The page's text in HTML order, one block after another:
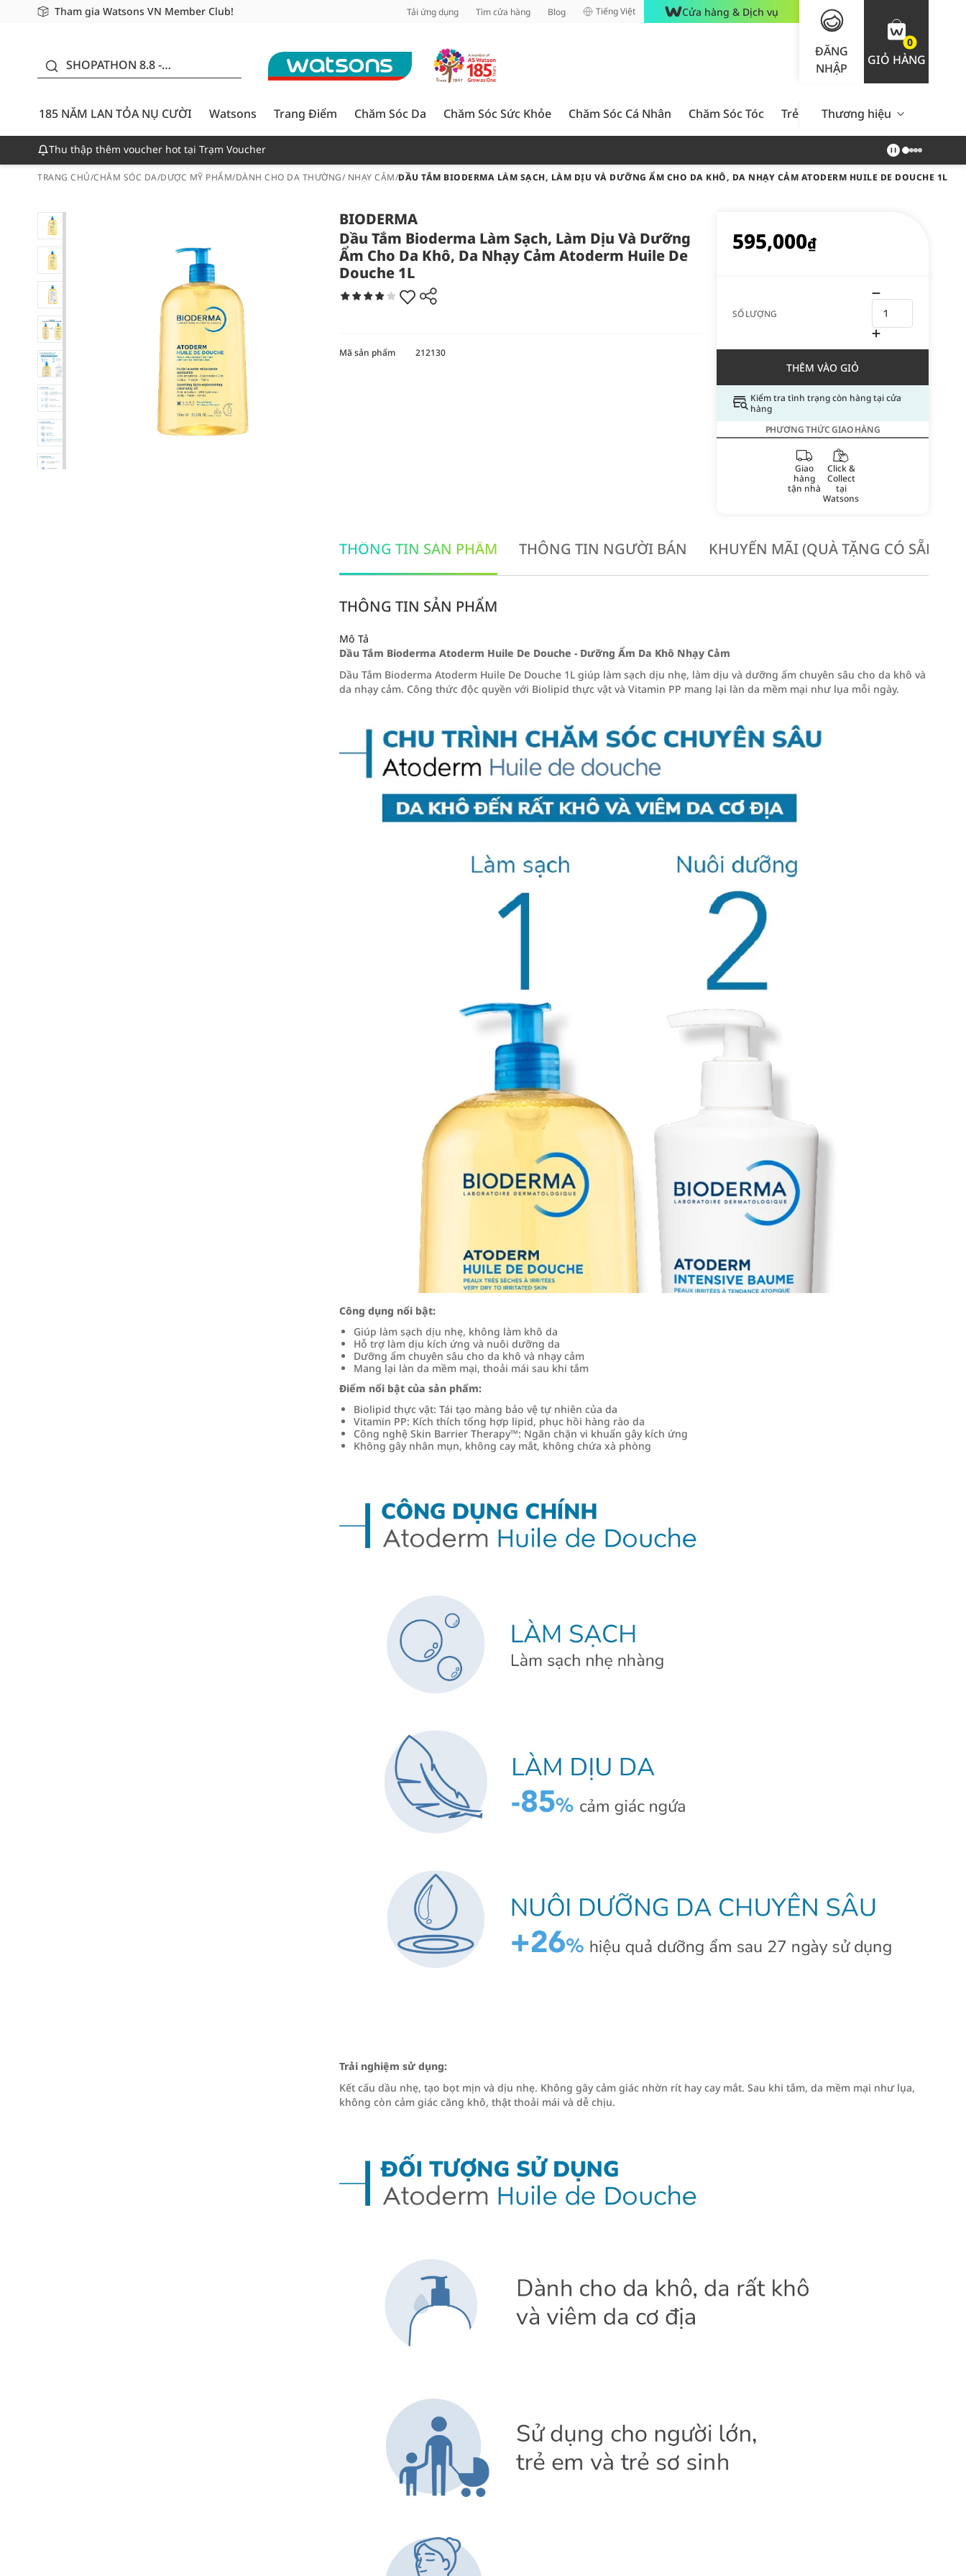
Tham gia Watsons VN Member Club!
Miễn phí giao hàng cho đơn hàng từ 249,000Đ
Giao hàng nhanh 24h - Áp dụng khu vực TP. Hồ Chí Minh Tải ứng dụng Tìm cửa hàng Blog Tiếng Việt Cửa hàng & Dịch vụ
ĐĂNG
NHẬP
0
GIỎ HÀNG
SHOPATHON 8.8 -
CƯỜI - GIẢM ĐẾN
50%
185 NĂM LAN TỎA NỤ CƯỜI
Watsons Trang Điểm Chăm Sóc Da Chăm Sóc Sức Khỏe Chăm Sóc Cá Nhân Chăm Sóc Tóc Trẻ Em Nam Giới Chăm Sóc
Thương hiệu
Thu thập thêm voucher hot tại Trạm Voucher
TRANG CHỦ/CHĂM SÓC DA/DƯỢC MỸ PHẨM/DÀNH CHO DA THƯỜNG/ NHẠY CẢM/DẦU TẮM BIODERMA LÀM SẠCH, LÀM DỊU VÀ DƯỠNG ẨM CHO DA KHÔ, DA NHẠY CẢM ATODERM HUILE DE DOUCHE 1L
BIODERMA
Dầu Tắm Bioderma Làm Sạch, Làm Dịu Và Dưỡng
Ẩm Cho Da Khô, Da Nhạy Cảm Atoderm Huile De
Douche 1L
595,000₫
SỐ LƯỢNG
THÊM VÀO GIỎ
Kiểm tra tình trạng còn hàng tại cửa
hàng
PHƯƠNG THỨC GIAO HÀNG
Giao
hàng
tận nhà
Click &
Collect
tại
Watsons
Mã sản phẩm 212130
THÔNG TIN SẢN PHẨM THÔNG TIN NGƯỜI BÁN KHUYẾN MÃI (QUÀ TẶNG CÓ SẴN
THÔNG TIN SẢN PHẨM
Mô Tả
Dầu Tắm Bioderma Atoderm Huile De Douche - Dưỡng Ẩm Da Khô Nhạy Cảm
Dầu Tắm Bioderma Atoderm Huile De Douche 1L giúp làm sạch dịu nhẹ, làm dịu và dưỡng ẩm chuyên sâu cho da khô và
da nhạy cảm. Công thức độc quyền với Biolipid thực vật và Vitamin PP mang lại làn da mềm mại như lụa mỗi ngày.
Công dụng nổi bật:
Giúp làm sạch dịu nhẹ, không làm khô da
Hỗ trợ làm dịu kích ứng và nuôi dưỡng da
Dưỡng ẩm chuyên sâu cho da khô và nhạy cảm
Mang lại làn da mềm mại, thoải mái sau khi tắm
Điểm nổi bật của sản phẩm:
Biolipid thực vật: Tái tạo màng bảo vệ tự nhiên của da
Vitamin PP: Kích thích tổng hợp lipid, phục hồi hàng rào da
Công nghệ Skin Barrier Therapy™: Ngăn chặn vi khuẩn gây kích ứng
Không gây nhân mụn, không cay mắt, không chứa xà phòng
Trải nghiệm sử dụng:
Kết cấu dầu nhẹ, tạo bọt mịn và dịu nhẹ. Không gây cảm giác nhờn rít hay cay mắt. Sau khi tắm, da mềm mại như lụa,
không còn cảm giác căng khô, thật thoải mái và dễ chịu.